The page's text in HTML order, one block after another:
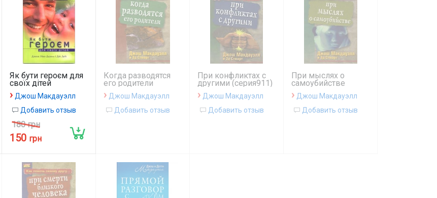
Як бути героєм для
своїх дітей
› Джош Макдауэлл
Добавить отзыв
180 грн
150 грн
Когда разводятся
его родители
(серия911)
› Джош Макдауэлл
Добавить отзыв
При конфликтах с
другими (серия911)
› Джош Макдауэлл
Добавить отзыв
При мыслях о
самоубийстве
(серия911)
› Джош Макдауэлл
Добавить отзыв